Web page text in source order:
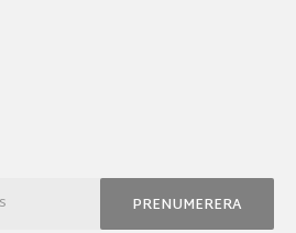
PRENUMERERA